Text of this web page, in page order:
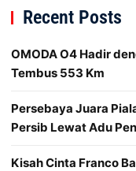
Recent Posts
OMODA O4 Hadir
Tembus 553 Km
Persebaya Juara
Persib Lewat Adu
Kisah Cinta Franco